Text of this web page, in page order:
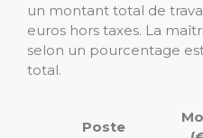
un montant total de
euros hors taxes. La
selon un pourcentage
total.
Poste